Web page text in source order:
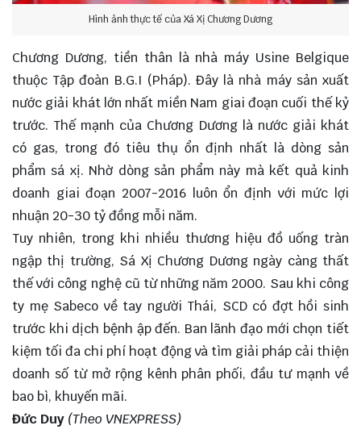
Hình ảnh thực tế của Xá Xị Chương Dương
Chương Dương, tiền thân là nhà máy Usine Belgique
thuộc Tập đoàn B.G.I (Pháp). Đây là nhà máy sản xuất
nước giải khát lớn nhất miền Nam giai đoạn cuối thế kỷ
trước. Thế mạnh của Chương Dương là nước giải khát
có gas, trong đó tiêu thụ ổn định nhất là dòng sản
phẩm sá xị. Nhờ dòng sản phẩm này mà kết quả kinh
doanh giai đoạn 2007-2016 luôn ổn định với mức lợi
nhuận 20-30 tỷ đồng mỗi năm.
Tuy nhiên, trong khi nhiều thương hiệu đồ uống tràn
ngập thị trường, Sá Xị Chương Dương ngày càng thất
thế với công nghệ cũ từ những năm 2000. Sau khi công
ty mẹ Sabeco về tay người Thái, SCD có đợt hồi sinh
trước khi dịch bệnh ập đến. Ban lãnh đạo mới chọn tiết
kiệm tối đa chi phí hoạt động và tìm giải pháp cải thiện
doanh số từ mở rộng kênh phân phối, đầu tư mạnh về
bao bì, khuyến mãi.
Đức Duy (Theo VNEXPRESS)